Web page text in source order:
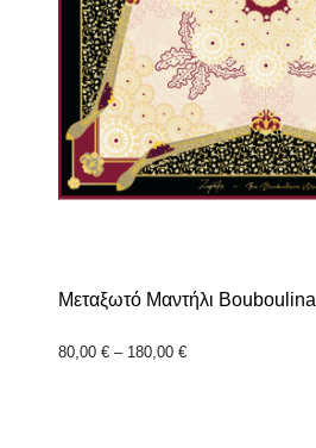
Μεταξωτό Μαντήλι Bouboulina
80,00 € – 180,00 €Price
επιλεγούν
στη
σελίδα
του
προϊόντος